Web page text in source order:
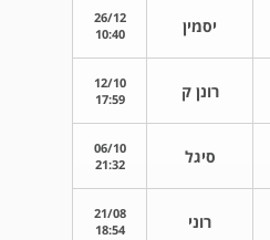
יסמין
26/12
10:40
רונן ק
12/10
17:59
סיגל
06/10
21:32
רוני
21/08
18:54